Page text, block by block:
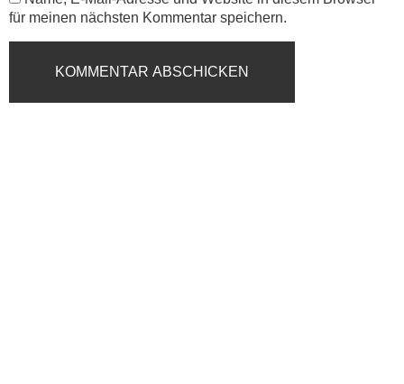
für meinen nächsten Kommentar speichern.